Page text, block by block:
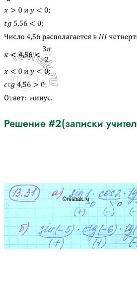
Решение #2(записки